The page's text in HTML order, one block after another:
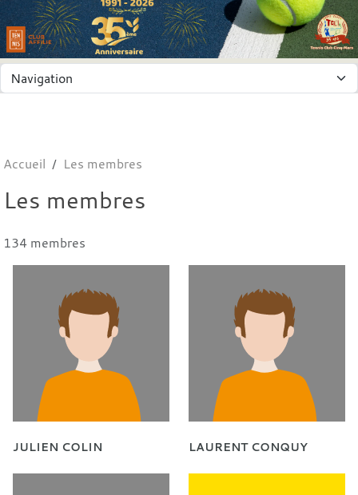
Accueil Les membres
Les membres
134 membres
JULIEN COLIN LAURENT CONQUY
Panneau de gestion des cookies